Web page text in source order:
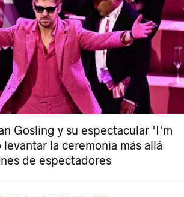
Gosling y su espectacular 'I'm
la ceremonia más allá
de espectadores